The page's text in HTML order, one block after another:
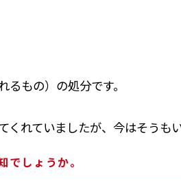
もの）の処分です。
れていましたが、今はそうも
しょうか。